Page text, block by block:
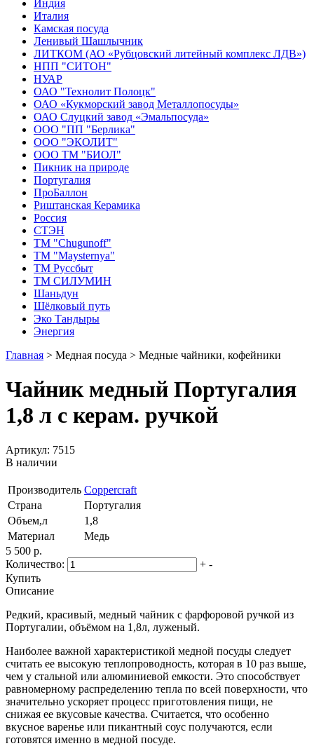
Индия
Италия
Камская посуда
Ленивый Шашлычник
ЛИТКОМ (АО «Рубцовский литейный комплекс ЛДВ»)
НПП "СИТОН"
НУАР
ОАО "Технолит Полоцк"
ОАО «Кукморский завод Металлопосуды»
ОАО Слуцкий завод «Эмальпосуда»
ООО "ПП "Берлика"
ООО "ЭКОЛИТ"
ООО ТМ "БИОЛ"
Пикник на природе
Португалия
ПроБаллон
Риштанская Керамика
Россия
СТЭН
ТМ "Chugunoff"
ТМ "Maysternya"
ТМ Руссбыт
ТМ СИЛУМИН
Шаньдун
Шёлковый путь
Эко Тандыры
Энергия
Главная > Медная посуда > Медные чайники, кофейники
Чайник медный Португалия
1,8 л с керам. ручкой
Артикул: 7515
В наличии
Производитель Coppercraft
Страна
Португалия
Объем,л
1,8
Материал
Медь
5 500 р.
Количество:
+ -
Купить
Описание
Редкий, красивый, медный чайник с фарфоровой ручкой из
Португалии, объёмом на 1,8л, луженый.
Наиболее важной характеристикой медной посуды следует
считать ее высокую теплопроводность, которая в 10 раз выше,
чем у стальной или алюминиевой емкости. Это способствует
равномерному распределению тепла по всей поверхности, что
значительно ускоряет процесс приготовления пищи, не
снижая ее вкусовые качества. Считается, что особенно
вкусное варенье или пикантный соус получаются, если
готовятся именно в медной посуде.